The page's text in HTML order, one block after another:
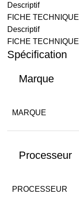
/
16GO
RAM
/
512GO
Pro
M008U0)
Descriptif
FICHE TECHNIQUE
Descriptif
FICHE TECHNIQUE
Spécification
Marque
MARQUE
Processeur
PROCESSEUR